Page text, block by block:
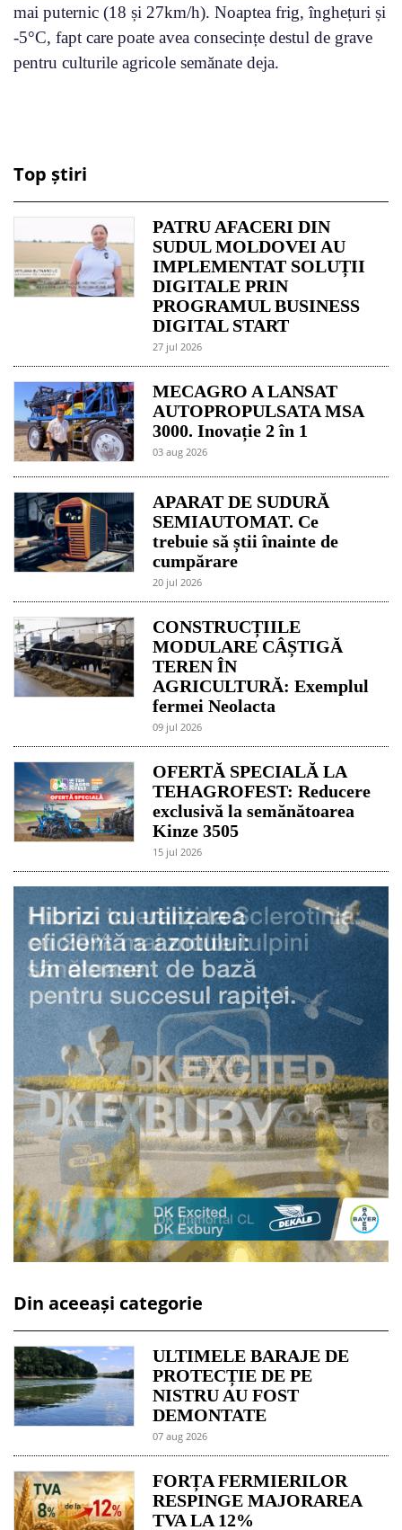
mai puternic (18 și 27km/h). Noaptea frig, înghețuri și
-5°C, fapt care poate avea consecințe destul de grave
pentru culturile agricole semănate deja.
Top știri
PATRU AFACERI DIN
SUDUL MOLDOVEI AU
IMPLEMENTAT SOLUȚII
DIGITALE PRIN
PROGRAMUL BUSINESS
DIGITAL START
27 jul 2026
MECAGRO A LANSAT
AUTOPROPULSATA MSA
3000. Inovație 2 în 1
03 aug 2026
APARAT DE SUDURĂ
SEMIAUTOMAT. Ce
trebuie să știi înainte de
cumpărare
20 jul 2026
CONSTRUCȚIILE
MODULARE CÂȘTIGĂ
TEREN ÎN
AGRICULTURĂ: Exemplul
fermei Neolacta
09 jul 2026
OFERTĂ SPECIALĂ LA
TEHAGROFEST: Reducere
exclusivă la semănătoarea
Kinze 3505
15 jul 2026
Din aceeași categorie
ULTIMELE BARAJE DE
PROTECȚIE DE PE
NISTRU AU FOST
DEMONTATE
07 aug 2026
FORȚA FERMIERILOR
RESPINGE MAJORAREA
TVA LA 12%